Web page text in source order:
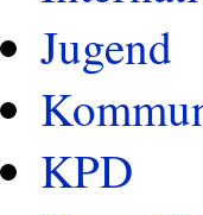
Jugend
KPD